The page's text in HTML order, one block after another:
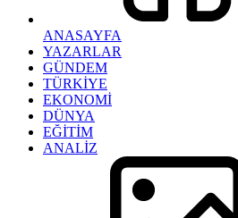
ANASAYFA
YAZARLAR
GÜNDEM
TÜRKİYE
EKONOMİ
DÜNYA
EĞİTİM
ANALİZ